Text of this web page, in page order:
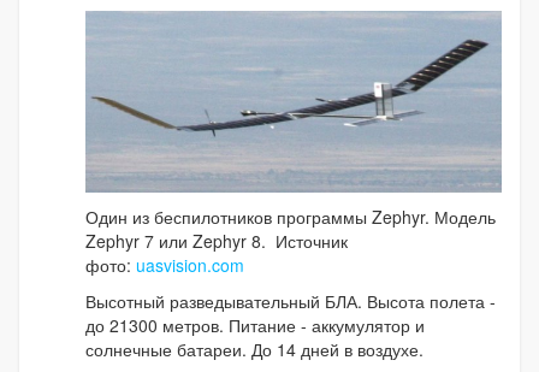
Один из беспилотников программы Zephyr. Модель
Zephyr 7 или Zephyr 8. Источник
фото: uasvision.com
Высотный разведывательный БЛА. Высота полета -
до 21300 метров. Питание - аккумулятор и
солнечные батареи. До 14 дней в воздухе.